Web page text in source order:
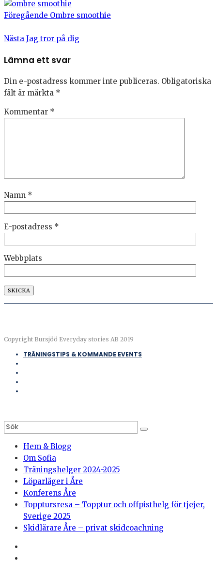
Föregående Ombre smoothie
Nästa Jag tror på dig
Lämna ett svar
Din e-postadress kommer inte publiceras. Obligatoriska
fält är märkta *
Kommentar *
Namn *
E-postadress *
Webbplats
Copyright Bursjöö Everyday stories AB 2019
TRÄNINGSTIPS & KOMMANDE EVENTS
Hem & Blogg
Om Sofia
Träningshelger 2024-2025
Löparläger i Åre
Konferens Åre
Topptursresa – Topptur och offpisthelg för tjejer,
Sverige 2025
Skidlärare Åre – privat skidcoachning